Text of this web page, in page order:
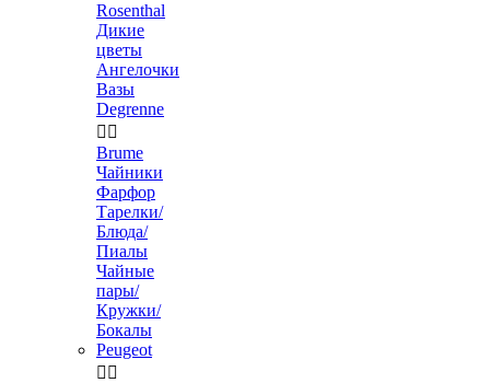
Rosenthal
Дикие
цветы
Ангелочки
Вазы
Degrenne
 
Brume
Чайники
Фарфор
Тарелки/
Блюда/
Пиалы
Чайные
пары/
Кружки/
Бокалы
Peugeot
 